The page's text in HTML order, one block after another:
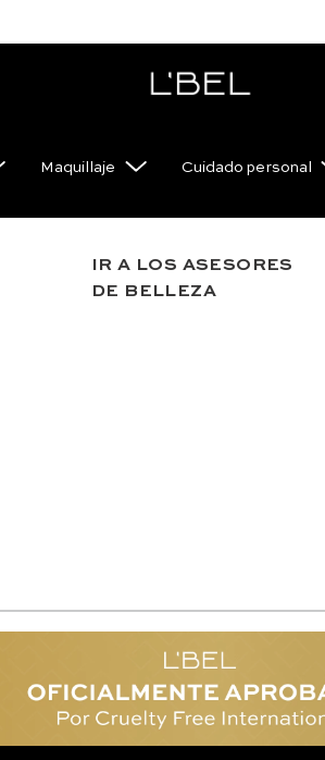
Maquillaje Cuidado personal
IR A LOS ASESORES
DE BELLEZA
No encontramos ningún resultado